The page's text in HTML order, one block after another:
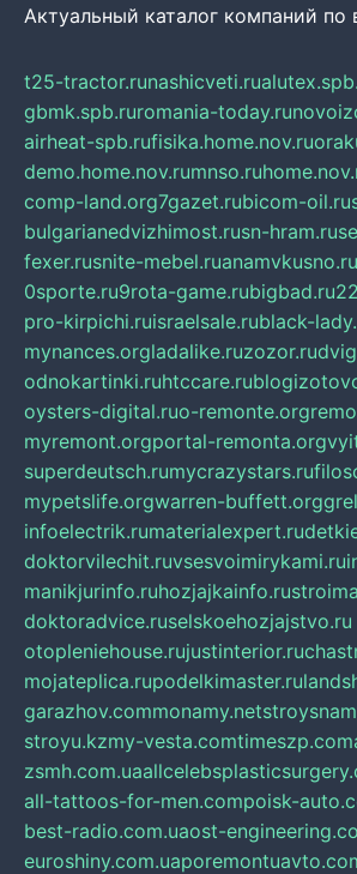
Актуальный каталог компаний по
t25-tractor.runashicveti.ru
gbmk.spb.ruromania-today.ru
airheat-spb.rufisika.home.nov.ru
demo.home.nov.rumnso.ru
comp-land.org7gazet.rubicom-oil.ru
bulgarianedvizhimost.rusn-hram.ru
fexer.rusnite-mebel.ruanamvkusno.ru
0sporte.ru9rota-game.rubigbad.ru
pro-kirpichi.ruisraelsale.rublack-
mynances.orgladalike.ruzozor.ru
odnokartinki.ruhtccare.ru
oysters-digital.ruo-remonte.org
myremont.orgportal-remonta.org
superdeutsch.rumycrazystars.ru
mypetslife.orgwarren-buffett.org
infoelectrik.rumaterialexpert.ru
doktorvilechit.ruvsesvoimirykami.ru
manikjurinfo.ruhozjajkainfo.ru
doktoradvice.ruselskoehozjajstvo.ru
otopleniehouse.rujustinterior.ru
mojateplica.rupodelkimaster.ru
garazhov.commonamy.net
stroyu.kzmy-vesta.comtimeszp.com
zsmh.com.ua
all-tattoos-for-men.compoisk-
best-radio.com.uaost-
euroshiny.com.ua